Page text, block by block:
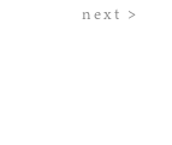
next >